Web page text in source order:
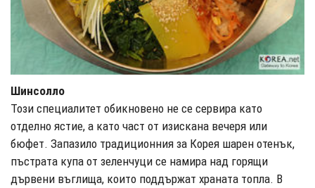
Шинсолло
Този специалитет обикновено не се сервира като
отделно ястие, а като част от изискана вечеря или
бюфет. Запазило традиционния за Корея шарен отенък,
пъстрата купа от зеленчуци се намира над горящи
дървени въглища, които поддържат храната топла. В